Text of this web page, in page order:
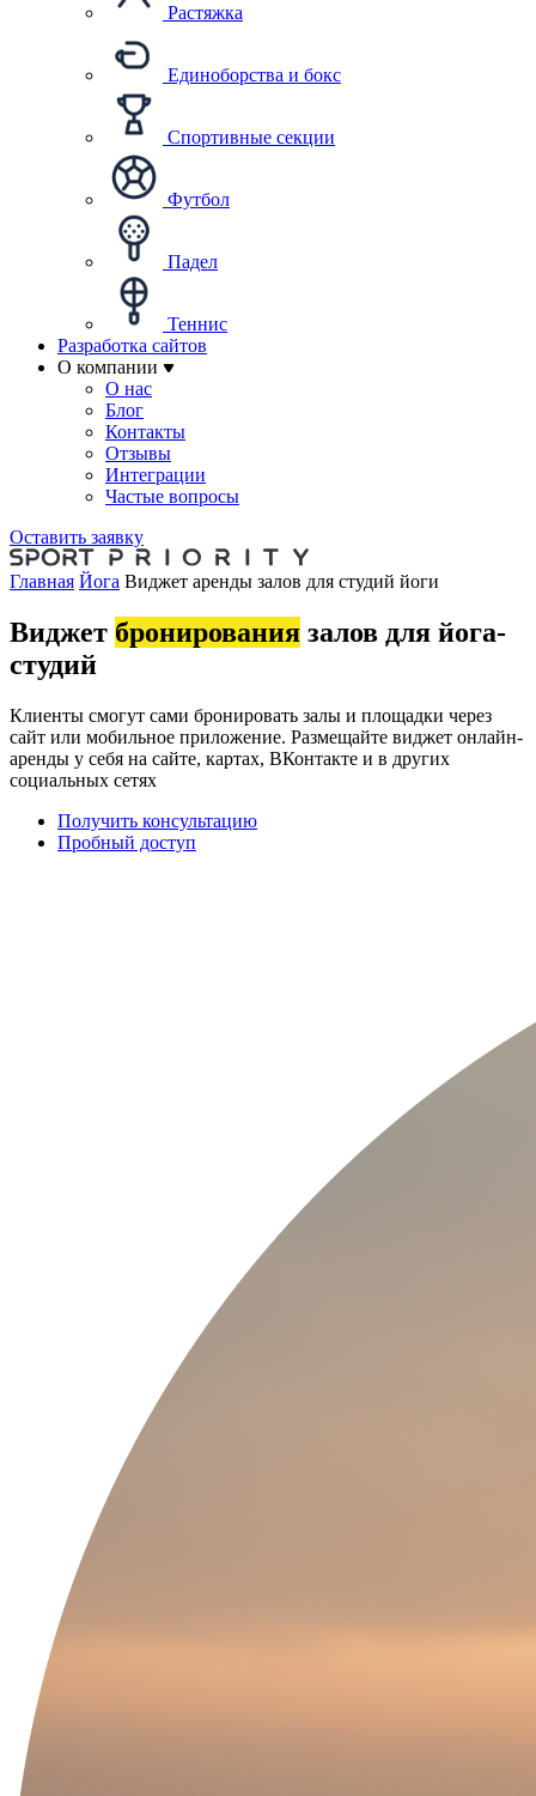
Растяжка
Единоборства и бокс
Спортивные секции
Футбол
Падел
Теннис
Разработка сайтов
О компании
О нас
Блог
Контакты
Отзывы
Интеграции
Частые вопросы
Оставить заявку
Главная Йога Виджет аренды залов для студий йоги
Виджет бронирования залов для йога-
студий
Клиенты смогут сами бронировать залы и площадки через
сайт или мобильное приложение. Размещайте виджет онлайн-
аренды у себя на сайте, картах, ВКонтакте и в других
социальных сетях
Получить консультацию
Пробный доступ